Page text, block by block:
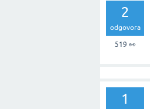
2
odgovora
519 👀
1